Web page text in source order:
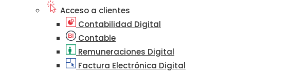
Acceso a clientes
Contabilidad Digital
Contable
Remuneraciones Digital
Factura Electrónica Digital